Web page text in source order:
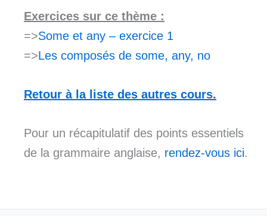
Exercices sur ce thème :
=>Some et any – exercice 1
=>Les composés de some, any, no
Retour à la liste des autres cours.
Pour un récapitulatif des points essentiels
de la grammaire anglaise, rendez-vous ici.